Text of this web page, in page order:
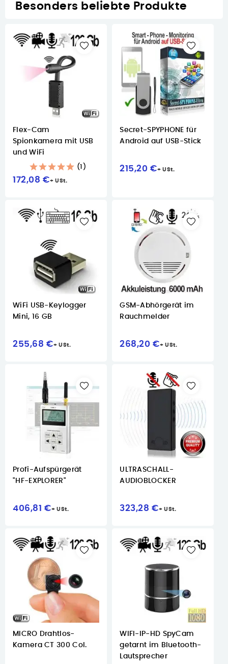
Besonders beliebte Produkte
Flex-Cam
Spionkamera mit USB
und WiFi
(1)
172,08 €
Secret-SPYPHONE für
Android auf USB-Stick
215,20 €
WiFi USB-Keylogger
Mini, 16 GB
255,68 €
GSM-Abhörgerät im
Rauchmelder
268,20 €
Profi-Aufspürgerät
"HF-EXPLORER"
406,81 €
ULTRASCHALL-
AUDIOBLOCKER
323,28 €
MICRO Drahtlos-
Kamera CT 300 Col.
WIFI-IP-HD SpyCam
getarnt im Bluetooth-
Lautsprecher